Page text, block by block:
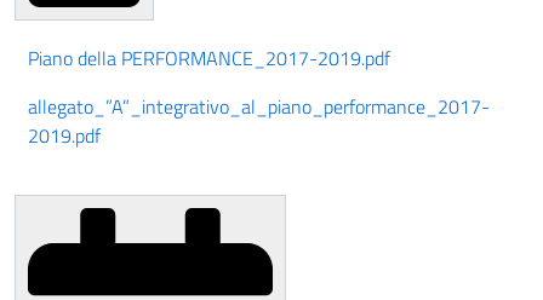
Piano della PERFORMANCE_2017-2019.pdf
allegato_”A”_integrativo_al_piano_performance_2017-
2019.pdf